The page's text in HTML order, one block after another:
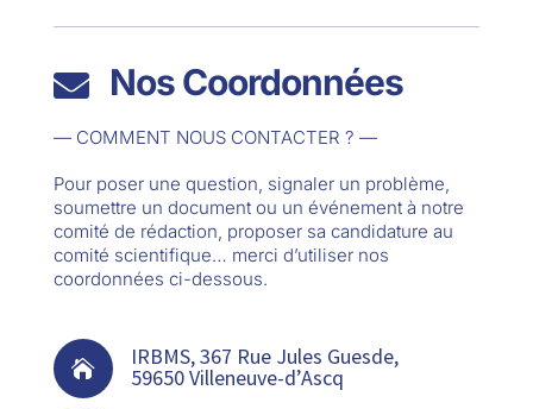
 Nos Coordonnées
— COMMENT NOUS CONTACTER ? —
Pour poser une question, signaler un problème,
soumettre un document ou un événement à notre
comité de rédaction, proposer sa candidature au
comité scientifique… merci d’utiliser nos
coordonnées ci-dessous.
 IRBMS, 367 Rue Jules Guesde,
59650 Villeneuve-d’Ascq